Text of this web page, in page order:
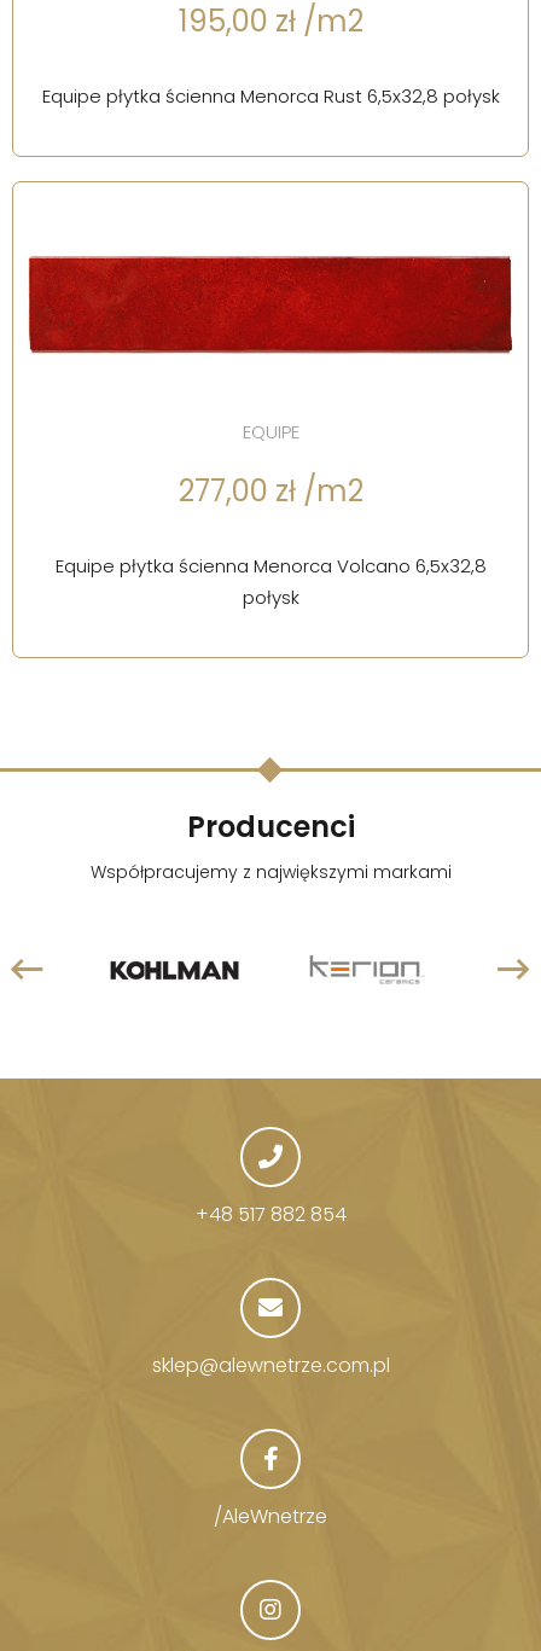
195,00 zł /m2
Equipe płytka ścienna Menorca Rust 6,5x32,8 połysk
EQUIPE
277,00 zł /m2
Equipe płytka ścienna Menorca Volcano 6,5x32,8
połysk
Producenci
Współpracujemy z największymi markami
+48 517 882 854
sklep@alewnetrze.com.pl
/AleWnetrze